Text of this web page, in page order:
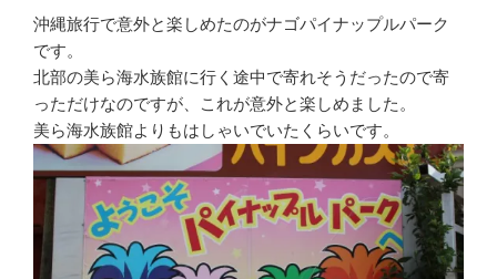
沖縄旅行で意外と楽しめたのがナゴパイナップルパーク
です。
北部の美ら海水族館に行く途中で寄れそうだったので寄
っただけなのですが、これが意外と楽しめました。
美ら海水族館よりもはしゃいでいたくらいです。